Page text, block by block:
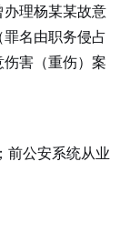
理杨某某故意
名由职务侵占
害（重伤）案
前公安系统从业